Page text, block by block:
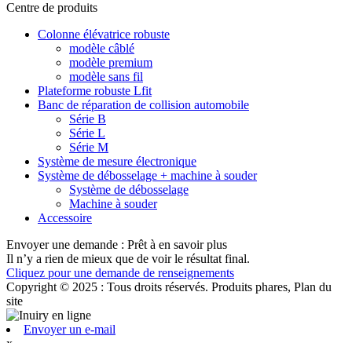
Centre de produits
Colonne élévatrice robuste
modèle câblé
modèle premium
modèle sans fil
Plateforme robuste Lfit
Banc de réparation de collision automobile
Série B
Série L
Série M
Système de mesure électronique
Système de débosselage + machine à souder
Système de débosselage
Machine à souder
Accessoire
Envoyer une demande : Prêt à en savoir plus
Il n’y a rien de mieux que de voir le résultat final.
Cliquez pour une demande de renseignements
Copyright © 2025 : Tous droits réservés. Produits phares, Plan du
site
Envoyer un e-mail